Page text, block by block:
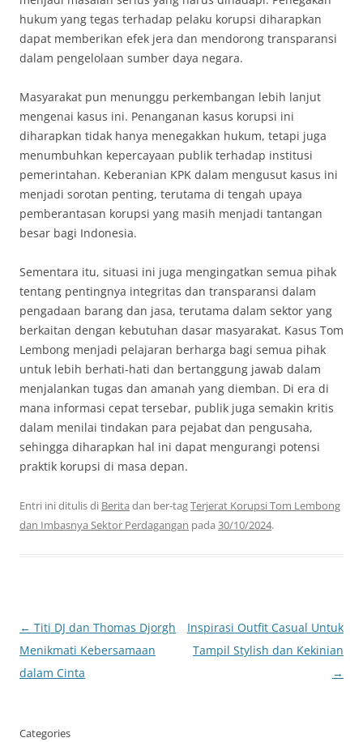
hukum yang tegas terhadap pelaku korupsi diharapkan
dapat memberikan efek jera dan mendorong transparansi
dalam pengelolaan sumber daya negara.
Masyarakat pun menunggu perkembangan lebih lanjut
mengenai kasus ini. Penanganan kasus korupsi ini
diharapkan tidak hanya menegakkan hukum, tetapi juga
menumbuhkan kepercayaan publik terhadap institusi
pemerintahan. Keberanian KPK dalam mengusut kasus ini
menjadi sorotan penting, terutama di tengah upaya
pemberantasan korupsi yang masih menjadi tantangan
besar bagi Indonesia.
Sementara itu, situasi ini juga mengingatkan semua pihak
tentang pentingnya integritas dan transparansi dalam
pengadaan barang dan jasa, terutama dalam sektor yang
berkaitan dengan kebutuhan dasar masyarakat. Kasus Tom
Lembong menjadi pelajaran berharga bagi semua pihak
untuk lebih berhati-hati dan bertanggung jawab dalam
menjalankan tugas dan amanah yang diemban. Di era di
mana informasi cepat tersebar, publik juga semakin kritis
dalam menilai tindakan para pejabat dan pengusaha,
sehingga diharapkan hal ini dapat mengurangi potensi
praktik korupsi di masa depan.
Entri ini ditulis di Berita dan ber-tagTerjerat Korupsi Tom Lembong
dan Imbasnya Sektor Perdagangan pada 30/10/2024.
Navigasi
Tulisan
← Titi DJ dan Thomas Djorgh
Menikmati Kebersamaan
dalam Cinta
Inspirasi Outfit Casual Untuk
Tampil Stylish dan Kekinian
→
Categories